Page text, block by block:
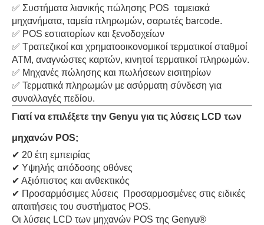
✅ Συστήματα λιανικής πώλησης POS ️ ταμειακά
μηχανήματα, ταμεία πληρωμών, σαρωτές barcode.
✅ POS εστιατορίων και ξενοδοχείων
✅ Τραπεζικοί και χρηματοοικονομικοί τερματικοί σταθμοί ️
ΑΤΜ, αναγνώστες καρτών, κινητοί τερματικοί πληρωμών.
✅ Μηχανές πώλησης και πωλήσεων εισιτηρίων
✅ Τερματικά πληρωμών με ασύρματη σύνδεση για
συναλλαγές πεδίου.
Γιατί να επιλέξετε την Genyu για τις λύσεις LCD των
μηχανών POS;
✔ 20 έτη εμπειρίας
✔ Υψηλής απόδοσης οθόνες
✔ Αξιόπιστος και ανθεκτικός
✔ Προσαρμόσιμες λύσεις ️ Προσαρμοσμένες στις ειδικές
απαιτήσεις του συστήματος POS.
Οι λύσεις LCD των μηχανών POS της Genyu®